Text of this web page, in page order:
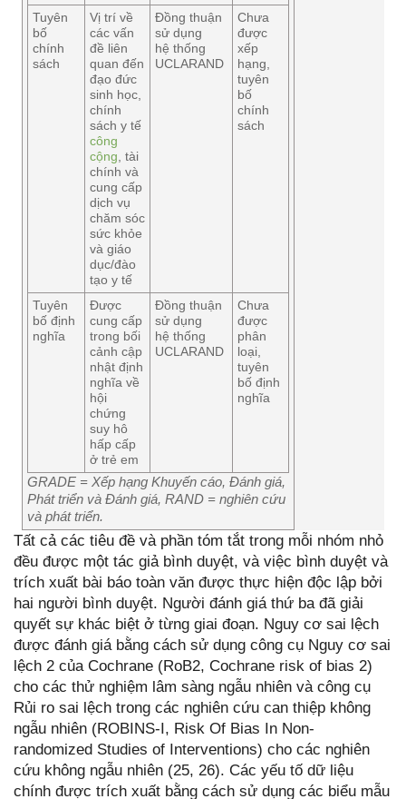
Tuyên
bố
chính
sách
Vị trí về
các vấn
đề liên
quan đến
đạo đức
sinh học,
chính
sách y tế
công
cộng , tài
chính và
cung cấp
dịch vụ
chăm sóc
sức khỏe
và giáo
dục/đào
tạo y tế
Đồng thuận
sử dụng
hệ thống
UCLARAND
Chưa
được
xếp
hạng,
tuyên
bố
chính
sách
Tuyên
bố định
nghĩa
Được
cung cấp
trong bối
cảnh cập
nhật định
nghĩa về
hội
chứng
suy hô
hấp cấp
ở trẻ em
Đồng thuận
sử dụng
hệ thống
UCLARAND
Chưa
được
phân
loại,
tuyên
bố định
nghĩa
GRADE = Xếp hạng Khuyến cáo, Đánh giá,
Phát triển và Đánh giá, RAND = nghiên cứu
và phát triển.
Tất cả các tiêu đề và phần tóm tắt trong mỗi nhóm nhỏ
đều được một tác giả bình duyệt, và việc bình duyệt và
trích xuất bài báo toàn văn được thực hiện độc lập bởi
hai người bình duyệt. Người đánh giá thứ ba đã giải
quyết sự khác biệt ở từng giai đoạn. Nguy cơ sai lệch
được đánh giá bằng cách sử dụng công cụ Nguy cơ sai
lệch 2 của Cochrane (RoB2, Cochrane risk of bias 2)
cho các thử nghiệm lâm sàng ngẫu nhiên và công cụ
Rủi ro sai lệch trong các nghiên cứu can thiệp không
ngẫu nhiên (ROBINS-I, Risk Of Bias In Non-
randomized Studies of Interventions) cho các nghiên
cứu không ngẫu nhiên (25, 26). Các yếu tố dữ liệu
chính được trích xuất bằng cách sử dụng các biểu mẫu